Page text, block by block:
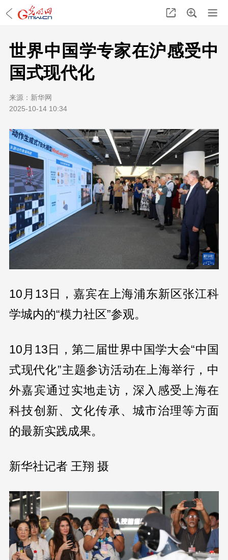
世界中国学专家在沪感受中
国式现代化
来源： 新华网
2025-10-14 10:34
10月13日，嘉宾在上海浦东新区张江科
学城内的“模力社区”参观。
10月13日，第二届世界中国学大会“中国
式现代化”主题参访活动在上海举行，中
外嘉宾通过实地走访，深入感受上海在
科技创新、文化传承、城市治理等方面
的最新实践成果。
新华社记者 王翔 摄